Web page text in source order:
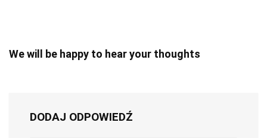
We will be happy to hear your thoughts
DODAJ ODPOWIEDŹ